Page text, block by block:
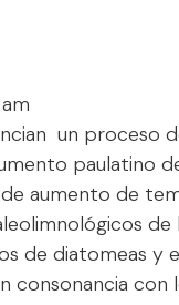
am
un proceso
paulatino
aumento de
de
de diatomeas y
consonancia con